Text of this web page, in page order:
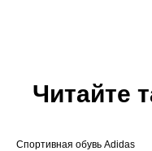
Читайте
Спортивная обувь Adidas